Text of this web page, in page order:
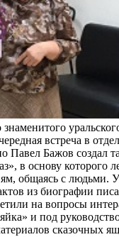
знаменитого
встреча в
Павел Бажов создал
в основу которого
общаясь с людьми.
из биографии
на вопросы
и под
сказочных